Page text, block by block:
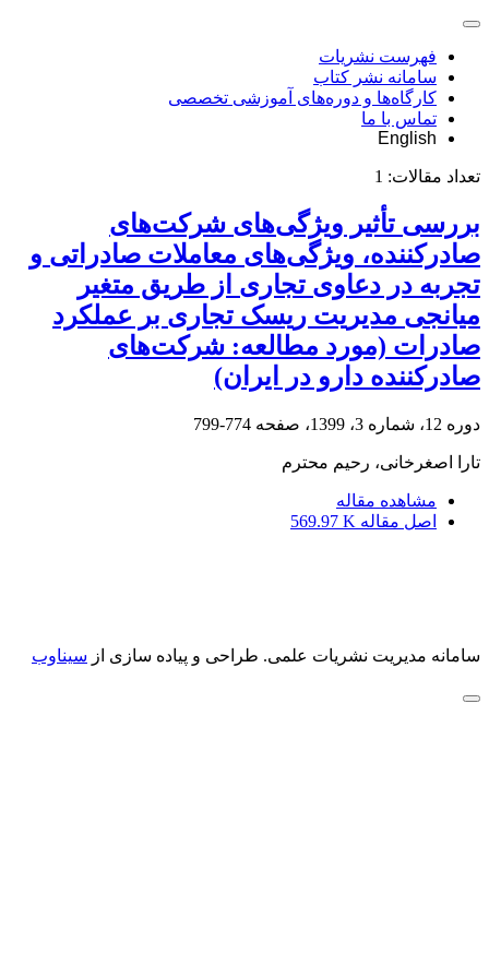
فهرست نشریات
سامانه نشر کتاب
کارگاه‌ها و دوره‌های آموزشی تخصصی
تماس با ما
English
تعداد مقالات: 1
بررسی تأثیر ویژگی‌های شرکت‌های
صادرکننده، ویژگی‌های معاملات صادراتی و
تجربه در دعاوی تجاری از طریق متغیر
میانجی مدیریت ریسک تجاری بر عملکرد
صادرات (مورد مطالعه: شرکت‌های
صادرکننده دارو در ایران)
دوره 12، شماره 3، 1399، صفحه 774-799
تارا اصغرخانی، رحیم محترم
مشاهده مقاله
اصل مقاله 569.97 K
سامانه مدیریت نشریات علمی. طراحی و پیاده سازی از سیناوب